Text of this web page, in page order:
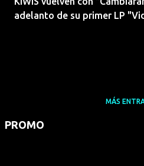
adelanto de su primer LP
MÁS
PROMO